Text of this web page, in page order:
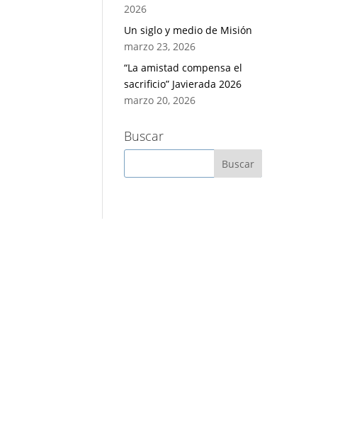
2026
Un siglo y medio de Misión
marzo 23, 2026
“La amistad compensa el
sacrificio” Javierada 2026
marzo 20, 2026
Buscar